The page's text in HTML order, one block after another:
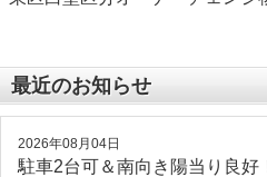
最近のお知らせ
2026年08月04日
駐車2台可＆南向き陽当り良